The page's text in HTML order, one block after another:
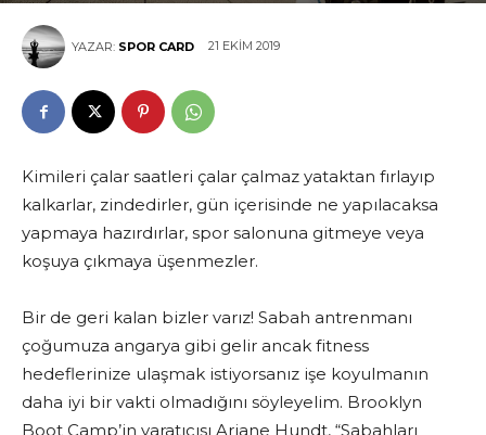
YAZAR: SPOR CARD 21 EKIM 2019
Kimileri çalar saatleri çalar çalmaz yataktan fırlayıp
kalkarlar, zindedirler, gün içerisinde ne yapılacaksa
yapmaya hazırdırlar, spor salonuna gitmeye veya
koşuya çıkmaya üşenmezler.
Bir de geri kalan bizler varız! Sabah antrenmanı
çoğumuza angarya gibi gelir ancak fitness
hedeflerinize ulaşmak istiyorsanız işe koyulmanın
daha iyi bir vakti olmadığını söyleyelim. Brooklyn
Boot Camp’in yaratıcısı Ariane Hundt, “Sabahları